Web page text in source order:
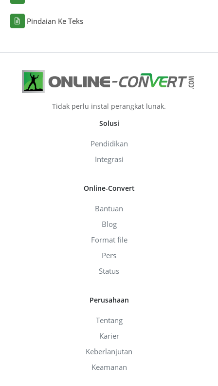
Pindaian Ke Teks
Tidak perlu instal perangkat lunak.
Solusi
Pendidikan
Integrasi
Online-Convert
Bantuan
Blog
Format file
Pers
Status
Perusahaan
Tentang
Karier
Keberlanjutan
Keamanan